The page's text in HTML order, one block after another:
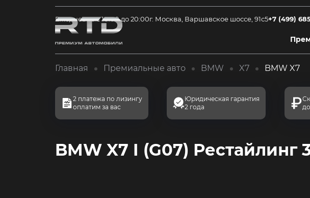
Ежедневно с 10:00 до 20:00г. Москва, Варшавское шоссе, 91с5+7 (499)
Главная Премиальные авто BMW X7 BMW X7
2 платежа по лизингу
оплатим за вас
Юридическая гарантия
2 года
BMW X7 I (G07) Рестайлинг